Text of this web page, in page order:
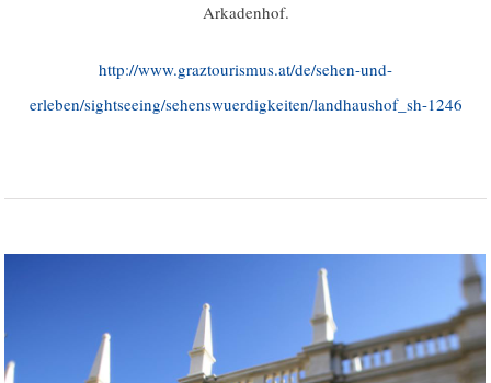
Arkadenhof.
http://www.graztourismus.at/de/sehen-und-
erleben/sightseeing/sehenswuerdigkeiten/landhaushof_sh-1246